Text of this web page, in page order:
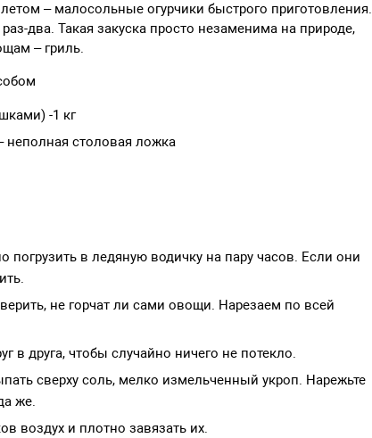
– малосольные огурчики быстрого приготовления.
два. Такая закуска просто незаменима на природе,
– гриль.
-1 кг
неполная столовая ложка
в ледяную водичку на пару часов. Если они
не горчат ли сами овощи. Нарезаем по всей
в друга, чтобы случайно ничего не потекло.
сверху соль, мелко измельченный укроп. Нарежьте
же.
воздух и плотно завязать их.